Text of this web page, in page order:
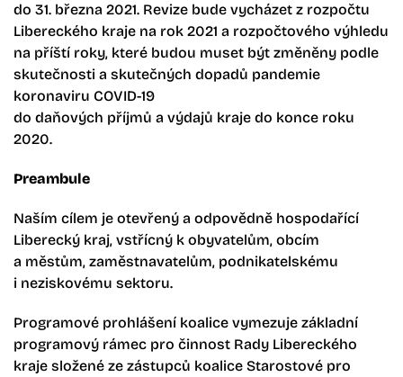
do 31. března 2021. Revize bude vycházet z rozpočtu
Libereckého kraje na rok 2021 a rozpočtového výhledu
na příští roky, které budou muset být změněny podle
skutečnosti a skutečných dopadů pandemie
koronaviru COVID-19
do daňových příjmů a výdajů kraje do konce roku
2020.
Preambule
Naším cílem je otevřený a odpovědně hospodařící
Liberecký kraj, vstřícný k obyvatelům, obcím
a městům, zaměstnavatelům, podnikatelskému
i neziskovému sektoru.
Programové prohlášení koalice vymezuje základní
programový rámec pro činnost Rady Libereckého
kraje složené ze zástupců koalice Starostové pro